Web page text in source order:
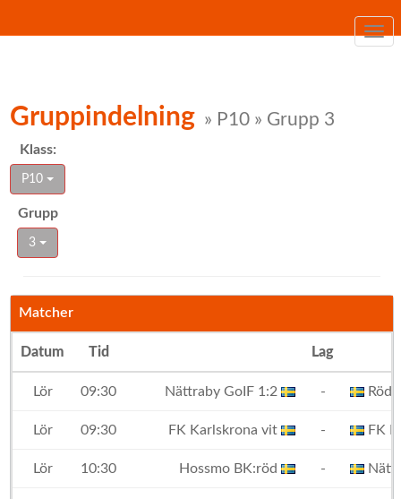
Gruppindelning » P10 » Grupp 3
Klass:
P10
Grupp
3
Matcher
Datum Tid Lag
Lör 09:30 Nättraby GoIF 1:2 -
Lör 09:30 FK Karlskrona vit - FK
Lör 10:30 Hossmo BK:röd -